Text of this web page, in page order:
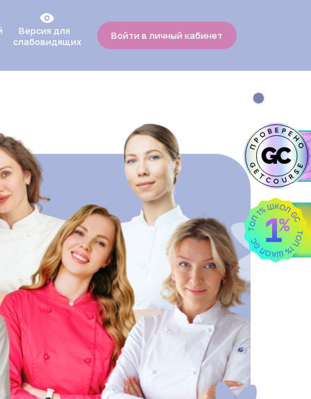
Версия для
слабовидящих
Войти в личный кабинет